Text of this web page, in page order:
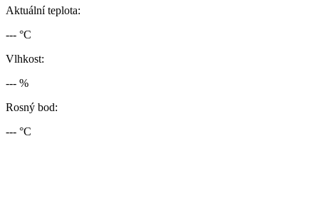
Aktuální teplota:
--- °C
Vlhkost:
--- %
Rosný bod:
--- °C